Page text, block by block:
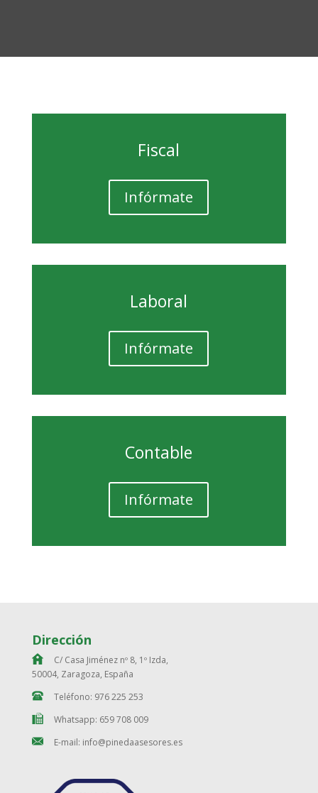
Fiscal
Infórmate
Laboral
Infórmate
Contable
Infórmate
Dirección
C/ Casa Jiménez nº 8, 1º Izda,
50004, Zaragoza, España
Teléfono: 976 225 253
Whatsapp: 659 708 009
E-mail: info@pinedaasesores.es